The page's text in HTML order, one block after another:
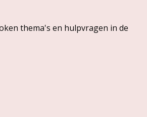
thema's en hulpvragen in de